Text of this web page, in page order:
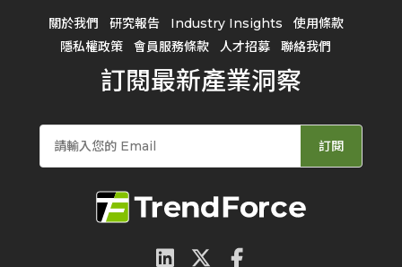
關於我們 研究報告 Industry Insights
使用條款
隱私權政策
會員服務條款 人才招募 聯絡我們
訂閱最新產業洞察
訂閱